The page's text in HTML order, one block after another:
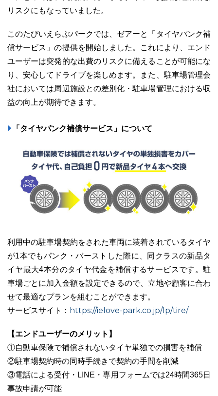
リスクにもなっていました。
このたびいえらぶパークでは、ゼアーと「タイヤパンク補
償サービス」の提供を開始しました。これにより、エンド
ユーザーは突発的な出費のリスクに備えることが可能にな
り、安心してドライブを楽しめます。また、駐車場管理会
社においては周辺施設との差別化・駐車場管理における収
益の向上が期待できます。
「タイヤパンク補償サービス」について
利用中の駐車場契約をされた車両に装着されているタイヤ
が1本でもパンク・バーストした際に、同クラスの新品タ
イヤ最大4本分のタイヤ代金を補償するサービスです。駐
車場ごとに加入金額を設定できるので、立地や顧客に合わ
せて最適なプランを組むことができます。
サービスサイト： https://ielove-park.co.jp/lp/tire/
【エンドユーザーのメリット】
①自動車保険で補償されないタイヤ単独での損害を補償
②駐車場契約時の同時手続きで契約の手間を削減
③電話による受付・LINE・専用フォームでは24時間365日
事故申請が可能